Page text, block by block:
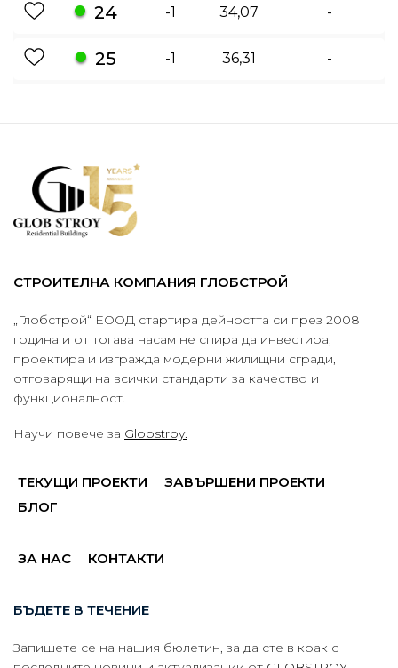
24 -1 34,07 -
25 -1 36,31 -
СТРОИТЕЛНА КОМПАНИЯ ГЛОБСТРОЙ
„Глобстрой“ ЕООД стартира дейността си през 2008
година и от тогава насам не спира да инвестира,
проектира и изгражда модерни жилищни сгради,
отговарящи на всички стандарти за качество и
функционалност.
Научи повече за Globstroy.
ТЕКУЩИ ПРОЕКТИ
ЗАВЪРШЕНИ ПРОЕКТИ
БЛОГ
ЗА НАС КОНТАКТИ
БЪДЕТЕ В ТЕЧЕНИЕ
Запишете се на нашия бюлетин, за да сте в крак с